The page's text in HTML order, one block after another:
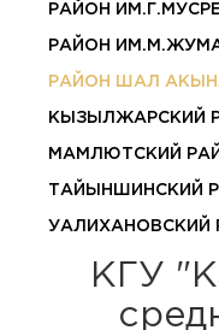
РАЙОН
РАЙОН
РАЙОН ШАЛ
КЫЗЫЛЖАРСКИЙ
МАМЛЮТСКИЙ
ТАЙЫНШИНСКИЙ
УАЛИХАНОВСКИЙ
КГУ